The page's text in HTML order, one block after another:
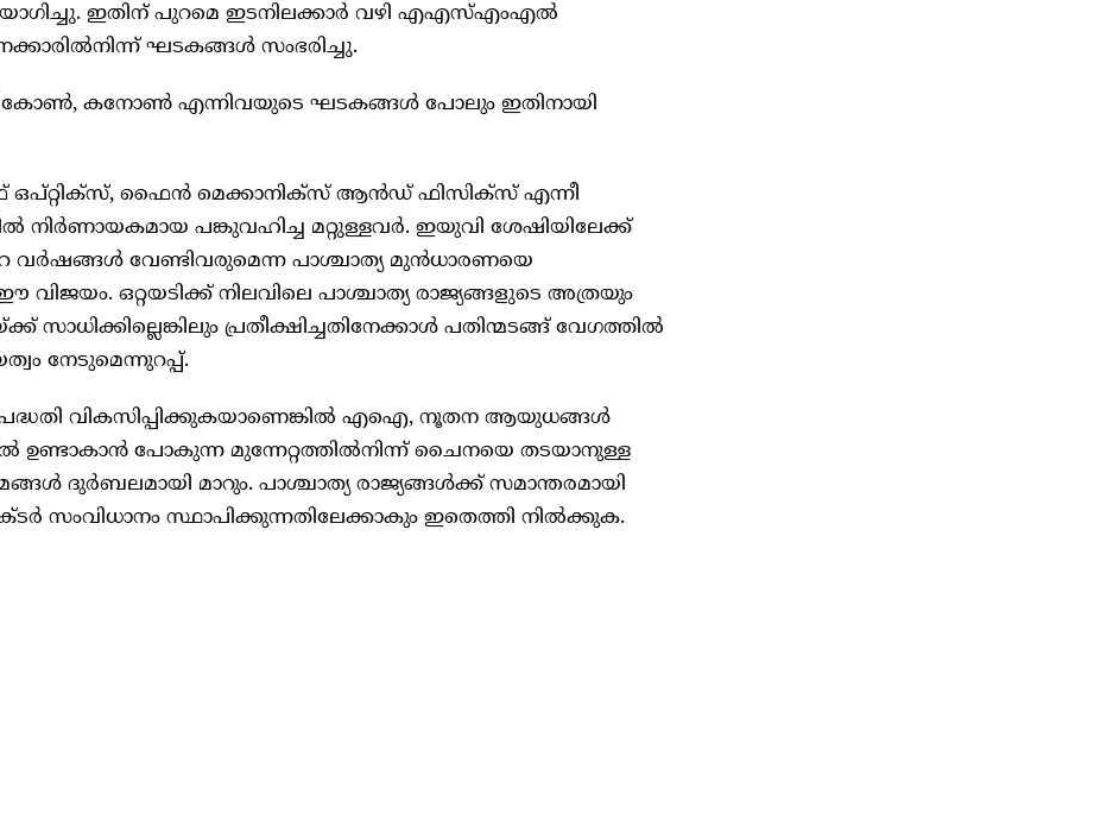
ഇതിന് പുറമെ ഇടനിലക്കാർ വഴി എഎസ്എംഎൽ
ഘടകങ്ങൾ സംഭരിച്ചു.
നികോൺ, കനോൺ എന്നിവയുടെ ഘടകങ്ങൾ പോലും ഇതിനായി
ഓഫ് ഒപ്റ്റിക്സ്, ഫൈൻ മെക്കാനിക്സ് ആൻഡ് ഫിസിക്സ് എന്നീ
നിർണായകമായ പങ്കുവഹിച്ച മറ്റുള്ളവർ. ഇയുവി ശേഷിയിലേക്ക്
വേണ്ടിവരുമെന്ന പാശ്ചാത്യ മുൻധാരണയെ
വിജയം. ഒറ്റയടിക്ക് നിലവിലെ പാശ്ചാത്യ രാജ്യങ്ങളുടെ അത്രയും
പ്രതീക്ഷിച്ചതിനേക്കാൾ പതിന്മടങ്ങ് വേഗത്തിൽ
നേടുമെന്നുറപ്പ്.
വികസിപ്പിക്കുകയാണെങ്കിൽ എഐ, നൂതന ആയുധങ്ങൾ
ഉണ്ടാകാൻ പോകുന്ന മുന്നേറ്റത്തിൽനിന്ന് ചൈനയെ തടയാനുള്ള
ദുർബലമായി മാറും. പാശ്ചാത്യ രാജ്യങ്ങൾക്ക് സമാന്തരമായി
സംവിധാനം സ്ഥാപിക്കുന്നതിലേക്കാകും ഇതെത്തി നിൽക്കുക.